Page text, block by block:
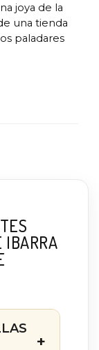
joya de la
una tienda
paladares
IBARRA